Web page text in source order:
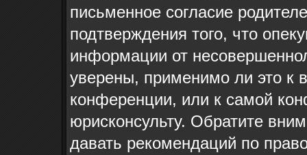
письменное согласие
подтверждения того, что
информации от
уверены, применимо ли это к
конференции, или к самой
юрисконсульту. Обратите
давать рекомендаций по